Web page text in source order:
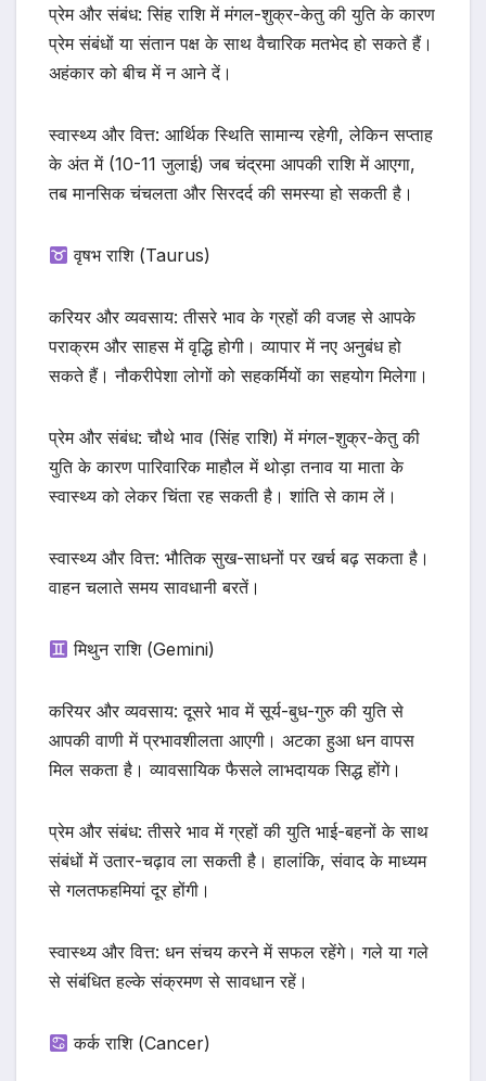
प्रेम और संबंध: सिंह राशि में मंगल-शुक्र-केतु की युति के कारण
प्रेम संबंधों या संतान पक्ष के साथ वैचारिक मतभेद हो सकते हैं।
अहंकार को बीच में न आने दें।
स्वास्थ्य और वित्त: आर्थिक स्थिति सामान्य रहेगी, लेकिन सप्ताह
के अंत में (10-11 जुलाई) जब चंद्रमा आपकी राशि में आएगा,
तब मानसिक चंचलता और सिरदर्द की समस्या हो सकती है।
वृषभ राशि (Taurus)
करियर और व्यवसाय: तीसरे भाव के ग्रहों की वजह से आपके
पराक्रम और साहस में वृद्धि होगी। व्यापार में नए अनुबंध हो
सकते हैं। नौकरीपेशा लोगों को सहकर्मियों का सहयोग मिलेगा।
प्रेम और संबंध: चौथे भाव (सिंह राशि) में मंगल-शुक्र-केतु की
युति के कारण पारिवारिक माहौल में थोड़ा तनाव या माता के
स्वास्थ्य को लेकर चिंता रह सकती है। शांति से काम लें।
स्वास्थ्य और वित्त: भौतिक सुख-साधनों पर खर्च बढ़ सकता है।
वाहन चलाते समय सावधानी बरतें।
मिथुन राशि (Gemini)
करियर और व्यवसाय: दूसरे भाव में सूर्य-बुध-गुरु की युति से
आपकी वाणी में प्रभावशीलता आएगी। अटका हुआ धन वापस
मिल सकता है। व्यावसायिक फैसले लाभदायक सिद्ध होंगे।
प्रेम और संबंध: तीसरे भाव में ग्रहों की युति भाई-बहनों के साथ
संबंधों में उतार-चढ़ाव ला सकती है। हालांकि, संवाद के माध्यम
से गलतफहमियां दूर होंगी।
स्वास्थ्य और वित्त: धन संचय करने में सफल रहेंगे। गले या गले
से संबंधित हल्के संक्रमण से सावधान रहें।
कर्क राशि (Cancer)